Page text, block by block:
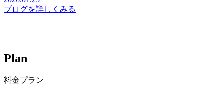
ブログを詳しくみる
Plan
料金プラン